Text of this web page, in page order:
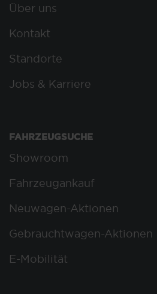
Über uns
Kontakt
Standorte
Jobs & Karriere
FAHRZEUGSUCHE
Showroom
Fahrzeugankauf
Neuwagen-Aktionen
Gebrauchtwagen-Aktionen
E-Mobilität